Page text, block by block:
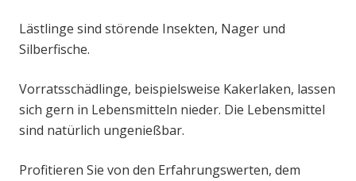
Lästlinge sind störende Insekten, Nager und
Silberfische.
Vorratsschädlinge, beispielsweise Kakerlaken, lassen
sich gern in Lebensmitteln nieder. Die Lebensmittel
sind natürlich ungenießbar.
Profitieren Sie von den Erfahrungswerten, dem